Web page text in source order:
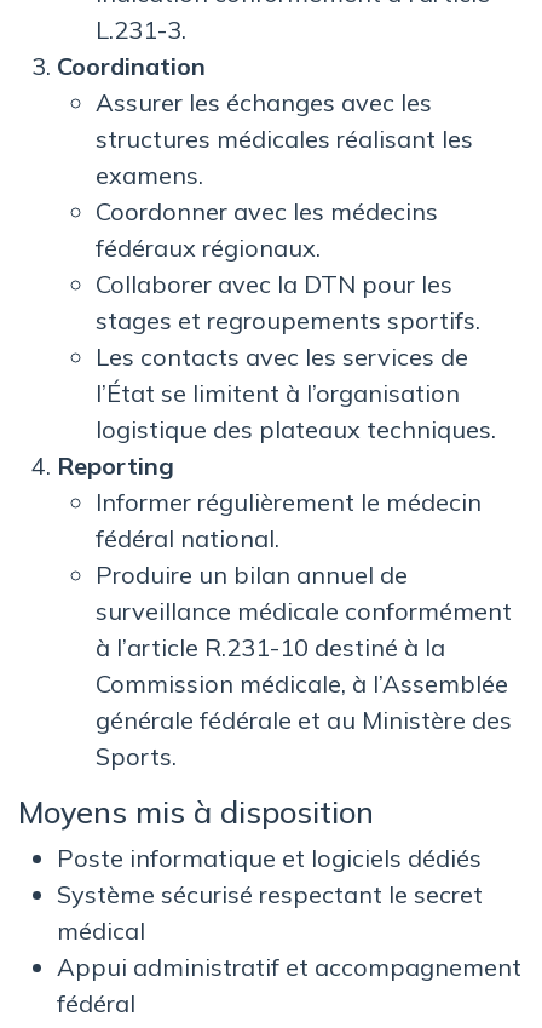
L.231-3.
Coordination
Assurer les échanges avec les
structures médicales réalisant les
examens.
Coordonner avec les médecins
fédéraux régionaux.
Collaborer avec la DTN pour les
stages et regroupements sportifs.
Les contacts avec les services de
l’État se limitent à l’organisation
logistique des plateaux techniques.
Reporting
Informer régulièrement le médecin
fédéral national.
Produire un bilan annuel de
surveillance médicale conformément
à l’article R.231-10 destiné à la
Commission médicale, à l’Assemblée
générale fédérale et au Ministère des
Sports.
Moyens mis à disposition
Poste informatique et logiciels dédiés
Système sécurisé respectant le secret
médical
Appui administratif et accompagnement
fédéral